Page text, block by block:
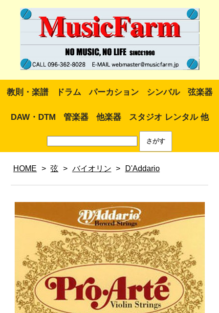
教則・楽譜 ドラム パーカション シンバル 弦楽器
DAW・DTM 管楽器 他楽器 スタジオ レンタル 他
HOME > 弦 > バイオリン > D'Addario